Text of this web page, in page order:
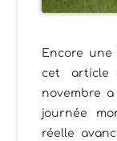
Encore
cet article
novembre
journée
réelle